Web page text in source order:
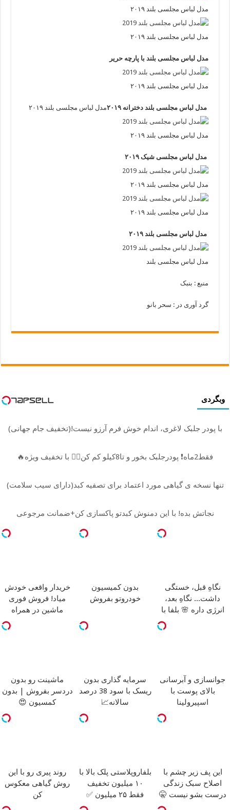
مدل لباس مجلسی بلند ۲۰۱۹
مدل لباس مجلسی بلند ۲۰۱۹
مدل لباس مجلسی بلند با پارچه حریر
مدل لباس مجلسی بلند ۲۰۱۹
مدل لباس مجلسی بلند دخترانه ۲۰۱۹ مدل لباس مجلسی بلند ۲۰۱۹
مدل لباس مجلسی بلند ۲۰۱۹
مدل لباس مجلسی شیک ۲۰۱۹
مدل لباس مجلسی بلند ۲۰۱۹
مدل لباس مجلسی بلند ۲۰۱۹
مدل لباس مجلسی بلند ۲۰۱۹
مدل لباس مجلسی بلند
منبع : بنبک
گرد آوری در : سحر بانو
وبگردی
با پودر جلبک لاغری، اندام خوش فرم آرزو نیست!(تخفیف جام جهانی)
فقط2ماه❗ پودرجلبک بخور و تا8کیلو کم کن👌🏻 با تخفیف ویژه🔥
تنها نسخه ی گیاهی مورد اعتماد برای تصفیه کبد(دارای سیب سلامت)
نجاتش بده! با این دمنوش کبدتو پاکسازی کن+ضمانت مرجوعی
نگاهِ قبل، خستگی
داشت... نگاهِ بعد،
انرژی داره 🌸 بلفا با
بدون کمیسیون
خودروتو بفروش
خریدار واقعی خودش
میاد! فروش فوری
ماشین در همراه
جوانسازی و آبرسانی
بالای پوست با
اسپیرولینا
سرمایه گذاری بدون
ریسک با سود 38 درصد
سالانه📈
ماشینت رو بدون
دردسر بفروش | بدون
کمسیون 😍
این پف زیر چشم با
اصلاح سبک زندگی
درست بشو نیست 🤫
مشاوره رایگان بگیر
بلفاروپلاستی پلک بالا با
۱۰ میلیون تخفیف
فقط ۲۵ میلیون ✅
روند پیری رو با این
روش گیاهی معکوس
کن